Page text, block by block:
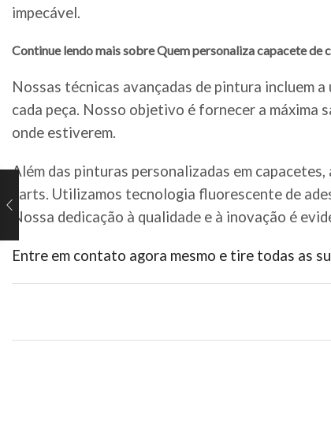
impecável.
Continue lendo mais sobre Quem personaliza capacete de
Nossas técnicas avançadas de pintura incluem
cada peça. Nosso objetivo é fornecer a máxima
onde estiverem.
Além das pinturas personalizadas em
karts. Utilizamos tecnologia fluorescente de
Nossa dedicação à qualidade e à inovação é
Entre em contato agora mesmo e tire todas as